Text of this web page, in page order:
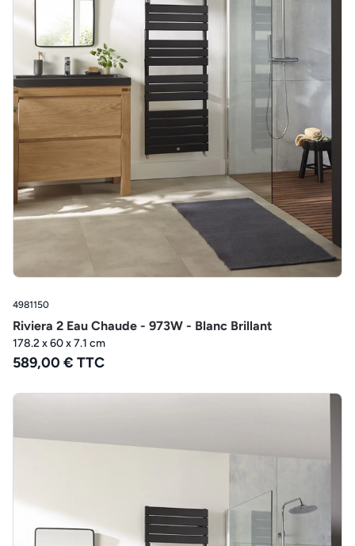
4981150
Riviera 2 Eau Chaude - 973W - Blanc Brillant
178.2 x 60 x 7.1 cm
589,00 € TTC